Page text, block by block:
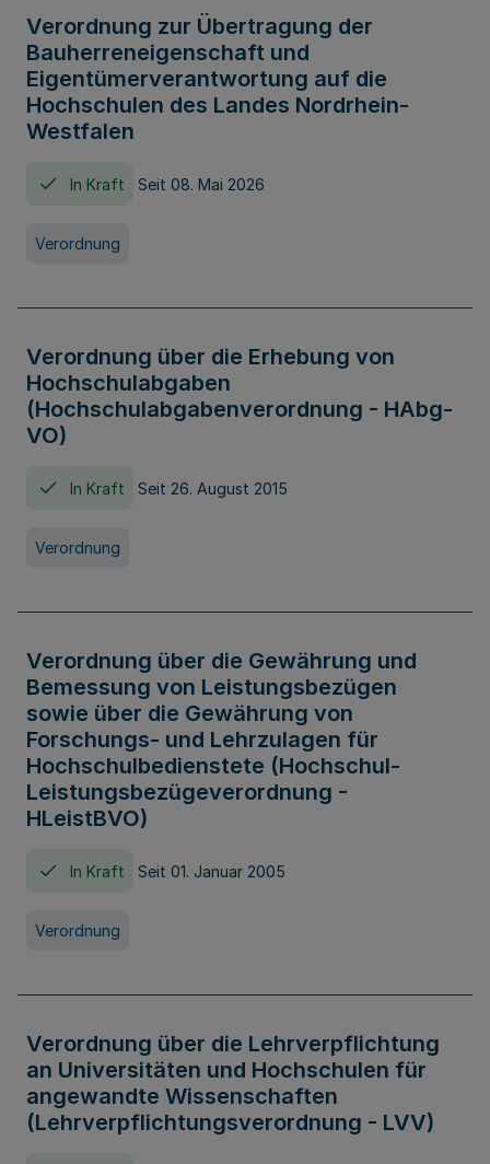
Verordnung zur Übertragung der
Bauherreneigenschaft und
Eigentümerverantwortung auf die
Hochschulen des Landes Nordrhein-
Westfalen
In Kraft Seit 08. Mai 2026
Verordnung
Verordnung über die Erhebung von
Hochschulabgaben
(Hochschulabgabenverordnung - HAbg-
VO)
In Kraft Seit 26. August 2015
Verordnung
Verordnung über die Gewährung und
Bemessung von Leistungsbezügen
sowie über die Gewährung von
Forschungs- und Lehrzulagen für
Hochschulbedienstete (Hochschul-
Leistungsbezügeverordnung -
HLeistBVO)
In Kraft Seit 01. Januar 2005
Verordnung
Verordnung über die Lehrverpflichtung
an Universitäten und Hochschulen für
angewandte Wissenschaften
(Lehrverpflichtungsverordnung - LVV)